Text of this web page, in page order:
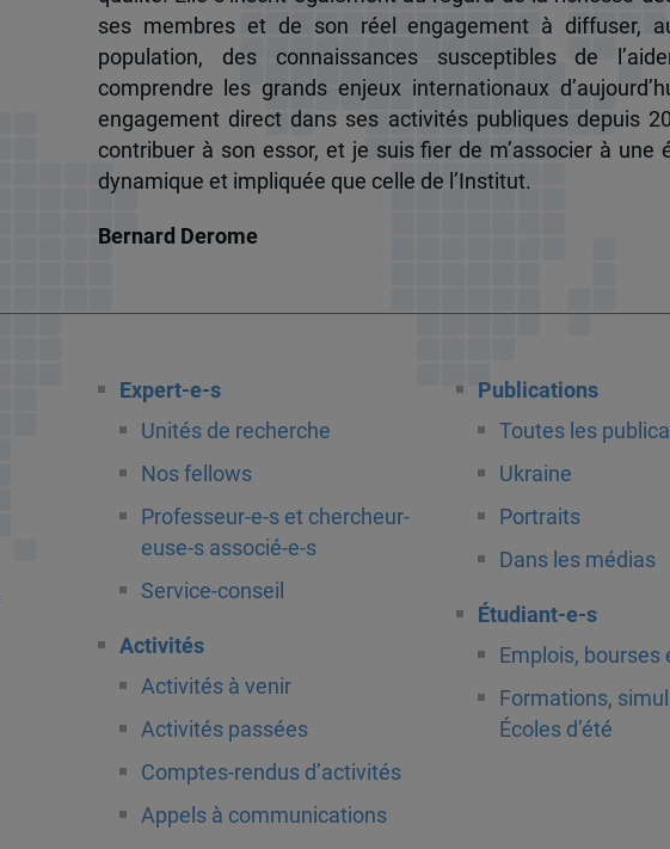
ses membres et de son réel engagement à diffuser,
population, des connaissances susceptibles de
comprendre les grands enjeux internationaux
engagement direct dans ses activités publiques depuis
contribuer à son essor, et je suis fier de m’associer à une
dynamique et impliquée que celle de l’Institut.
Bernard Derome
Expert-e-s
Unités de recherche
Nos fellows
Professeur-e-s et chercheur-
euse-s associé-e-s
Service-conseil
Activités
Activités à venir
Activités passées
Comptes-rendus d’activités
Appels à communications
Publications
Toutes les
Ukraine
Portraits
Dans les médias
Étudiant-e-s
Emplois, bourses
Formations,
Écoles d’été